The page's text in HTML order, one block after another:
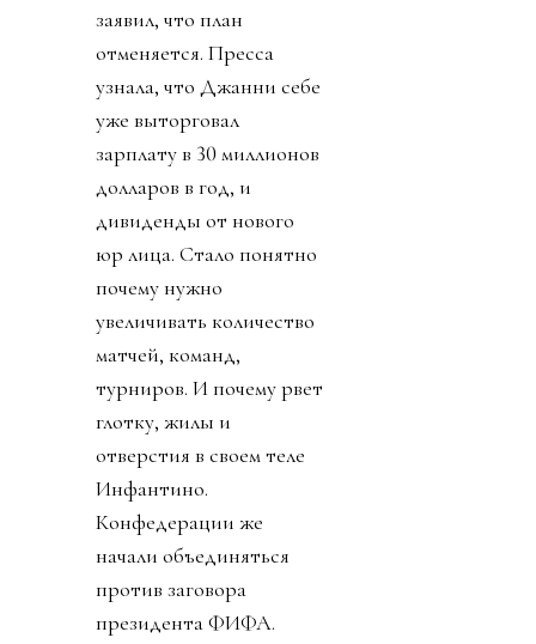
заявил, что план
отменяется. Пресса
узнала, что Джанни себе
уже выторговал
зарплату в 30 миллионов
долларов в год, и
дивиденды от нового
юр лица. Стало понятно
почему нужно
увеличивать количество
матчей, команд,
турниров. И почему рвет
глотку, жилы и
отверстия в своем теле
Инфантино.
Конфедерации же
начали объединяться
против заговора
президента ФИФА.